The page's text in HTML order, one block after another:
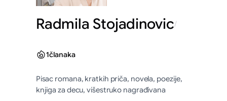
Radmila Stojadinovic/
1članaka
Pisac romana, kratkih priča, novela, poezije,
knjiga za decu, višestruko nagrađivana